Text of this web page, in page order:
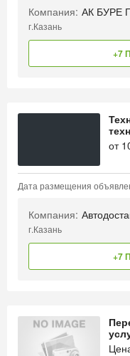
Компания: АК БУРЕ
г.Казань
+7
от
Дата размещения
Компания:
г.Казань
+7